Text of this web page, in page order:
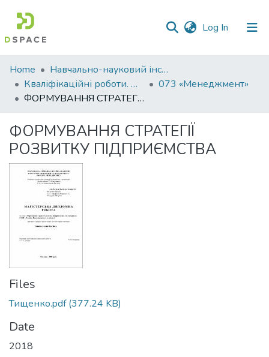
Log In (current)
Communities
&
Collections
Statistics
Home
Навчально-науковий інститут економіки, управління, права та інформаційних технологій
Кваліфікаційні роботи. ННІ економіки, управління, права та ІТ
073 «Менеджмент»
ФОРМУВАННЯ СТРАТЕГІЇ РОЗВИТКУ ПІДПРИЄМСТВА
ФОРМУВАННЯ СТРАТЕГІЇ
РОЗВИТКУ ПІДПРИЄМСТВА
Files
Тищенко.pdf(377.24 KB)
Date
2018